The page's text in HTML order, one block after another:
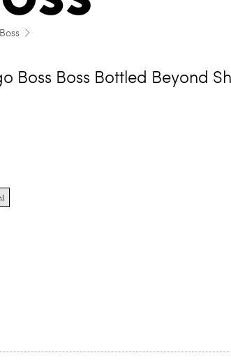
Boss Boss Bottled Beyond